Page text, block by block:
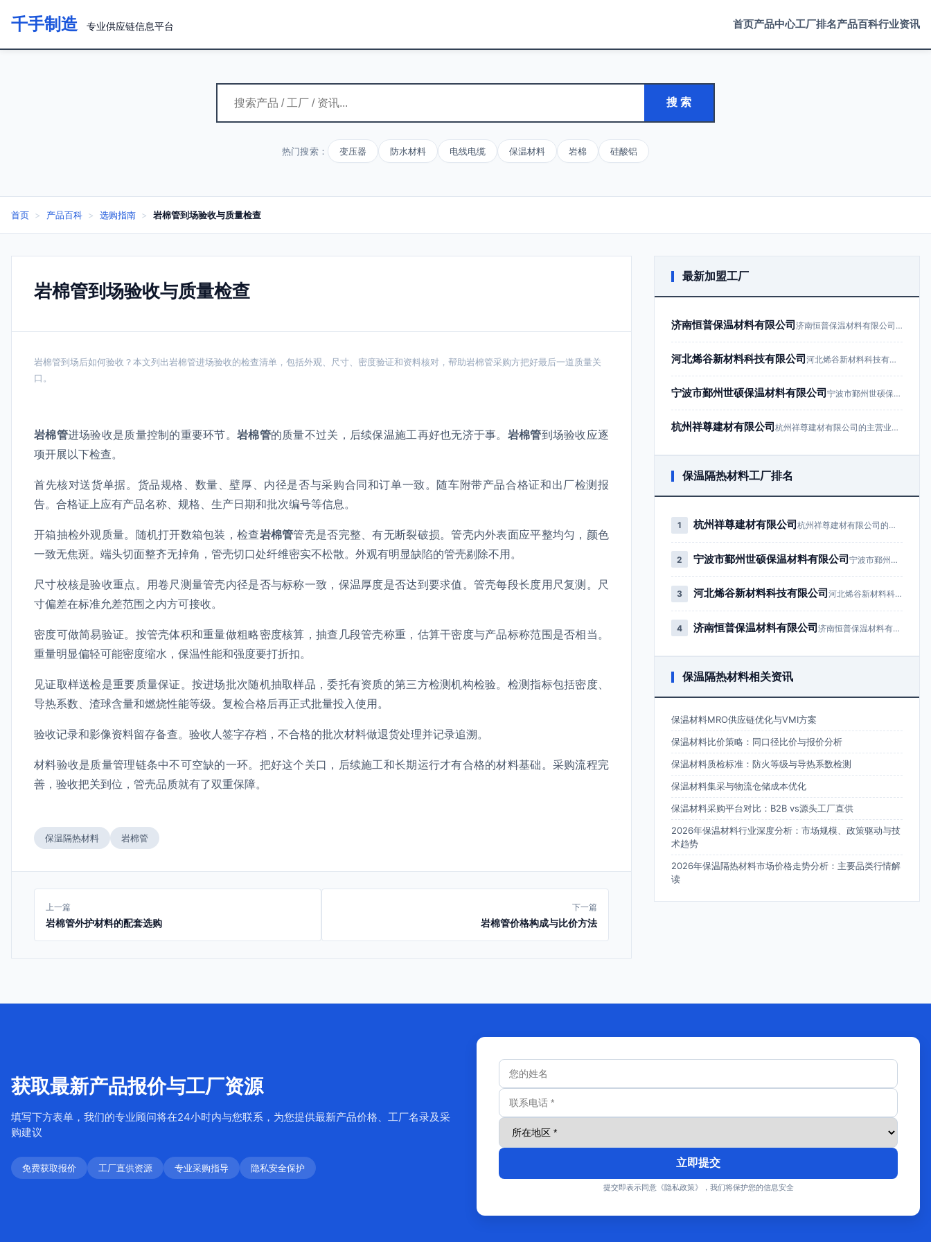
千手制造 专业供应链信息平台 首页产品中心工厂排名产品百科行业资讯
搜 索
热门搜索： 变压器 防水材料 电线电缆 保温材料 岩棉 硅酸铝
首页 > 产品百科 > 选购指南 > 岩棉管到场验收与质量检查
岩棉管到场验收与质量检查
岩棉管到场后如何验收？本文列出岩棉管进场验收的检查清单，包括外观、尺寸、密度验证和资料核对，帮助岩棉管采购方把好最后一道质量关
口。
岩棉管进场验收是质量控制的重要环节。岩棉管的质量不过关，后续保温施工再好也无济于事。 岩棉管到场验收应逐
项开展以下检查。
首先核对送货单据。货品规格、数量、壁厚、内径是否与采购合同和订单一致。随车附带产品合格证和出厂检测报
告。合格证上应有产品名称、规格、生产日期和批次编号等信息。
开箱抽检外观质量。随机打开数箱包装，检查岩棉管管壳是否完整、有无断裂破损。管壳内外表面应平整均匀，颜色
一致无焦斑。端头切面整齐无掉角，管壳切口处纤维密实不松散。外观有明显缺陷的管壳剔除不用。
尺寸校核是验收重点。用卷尺测量管壳内径是否与标称一致，保温厚度是否达到要求值。管壳每段长度用尺复测。尺
寸偏差在标准允差范围之内方可接收。
密度可做简易验证。按管壳体积和重量做粗略密度核算，抽查几段管壳称重，估算干密度与产品标称范围是否相当。
重量明显偏轻可能密度缩水，保温性能和强度要打折扣。
见证取样送检是重要质量保证。按进场批次随机抽取样品，委托有资质的第三方检测机构检验。检测指标包括密度、
导热系数、渣球含量和燃烧性能等级。复检合格后再正式批量投入使用。
验收记录和影像资料留存备查。验收人签字存档，不合格的批次材料做退货处理并记录追溯。
材料验收是质量管理链条中不可空缺的一环。把好这个关口，后续施工和长期运行才有合格的材料基础。采购流程完
善，验收把关到位，管壳品质就有了双重保障。
保温隔热材料 岩棉管
上一篇
岩棉管外护材料的配套选购
下一篇
岩棉管价格构成与比价方法
最新加盟工厂
济南恒普保温材料有限公司 济南恒普保温材料有限公司成立于201…
河北烯谷新材料科技有限公司 河北烯谷新材料科技有限公司成立于20…
宁波市鄞州世硕保温材料有限公司 宁波市鄞州世硕保温材料有限公司成立于…
杭州祥尊建材有限公司 杭州祥尊建材有限公司的主营业务为建筑…
保温隔热材料工厂排名
1 杭州祥尊建材有限公司 杭州祥尊建材有限公司的主营业务为…
2 宁波市鄞州世硕保温材料有限公司 宁波市鄞州世硕保温材料有限公司成…
3 河北烯谷新材料科技有限公司 河北烯谷新材料科技有限公司成立于…
4 济南恒普保温材料有限公司 济南恒普保温材料有限公司成立于2…
保温隔热材料相关资讯
保温材料MRO供应链优化与VMI方案
保温材料比价策略：同口径比价与报价分析
保温材料质检标准：防火等级与导热系数检测
保温材料集采与物流仓储成本优化
保温材料采购平台对比：B2B vs源头工厂直供
2026年保温材料行业深度分析：市场规模、政策驱动与技
术趋势
2026年保温隔热材料市场价格走势分析：主要品类行情解
读
获取最新产品报价与工厂资源
填写下方表单，我们的专业顾问将在24小时内与您联系，为您提供最新产品价格、工厂名录及采
购建议
免费获取报价 工厂直供资源 专业采购指导 隐私安全保护 立即提交
提交即表示同意《隐私政策》，我们将保护您的信息安全